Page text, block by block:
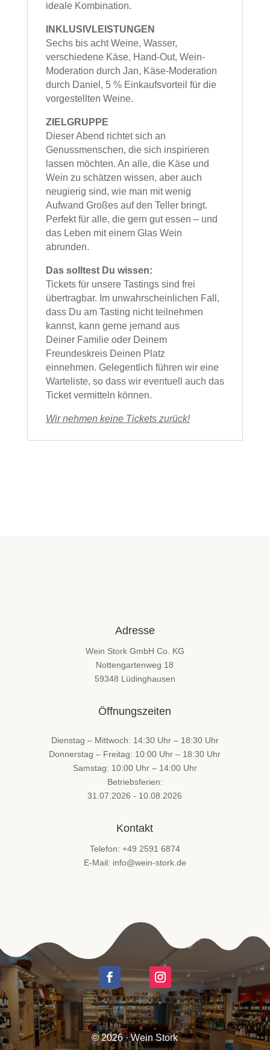
ideale Kombination.
INKLUSIVLEISTUNGEN
Sechs bis acht Weine, Wasser,
verschiedene Käse, Hand-Out, Wein-
Moderation durch Jan, Käse-Moderation
durch Daniel, 5 % Einkaufsvorteil für die
vorgestellten Weine.
ZIELGRUPPE
Dieser Abend richtet sich an
Genussmenschen, die sich inspirieren
lassen möchten. An alle, die Käse und
Wein zu schätzen wissen, aber auch
neugierig sind, wie man mit wenig
Aufwand Großes auf den Teller bringt.
Perfekt für alle, die gern gut essen – und
das Leben mit einem Glas Wein
abrunden.
Das solltest Du wissen:
Tickets für unsere Tastings sind frei
übertragbar. Im unwahrscheinlichen Fall,
dass Du am Tasting nicht teilnehmen
kannst, kann gerne jemand aus
Deiner Familie oder Deinem
Freundeskreis Deinen Platz
einnehmen. Gelegentlich führen wir eine
Warteliste, so dass wir eventuell auch das
Ticket vermitteln können.
Wir nehmen keine Tickets zurück!
Adresse
Wein Stork GmbH Co. KG
Nottengartenweg 18
59348 Lüdinghausen
Öffnungszeiten
Dienstag – Mittwoch: 14:30 Uhr – 18:30 Uhr
Donnerstag – Freitag: 10:00 Uhr – 18:30 Uhr
Samstag: 10:00 Uhr – 14:00 Uhr
Betriebsferien:
31.07.2026 - 10.08.2026
Kontakt
Telefon: +49 2591 6874
E-Mail: info@wein-stork.de
© 2026 · Wein Stork